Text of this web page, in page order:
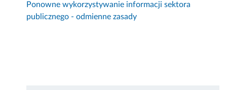
Ponowne wykorzystywanie informacji sektora
publicznego - odmienne zasady